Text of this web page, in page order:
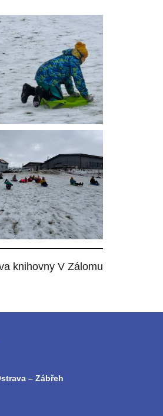
knihovny V Zálomu
– Zábřeh